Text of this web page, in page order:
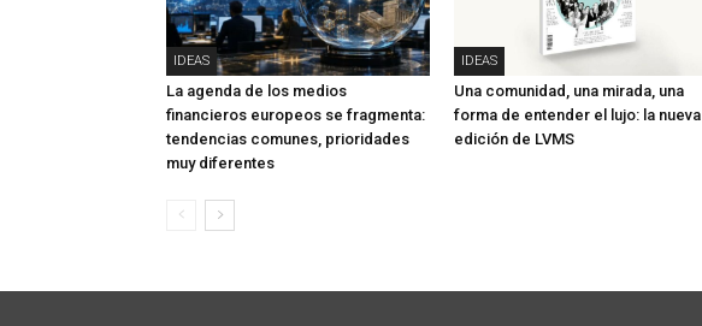
IDEAS
La agenda de los medios
financieros europeos se fragmenta:
tendencias comunes, prioridades
muy diferentes
IDEAS
Una comunidad, una mirada, una
forma de entender el lujo: la nueva
edición de LVMS